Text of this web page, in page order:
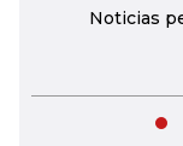
Noticias